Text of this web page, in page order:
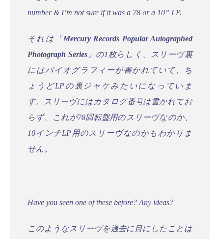
number & I’m not sure if it was a 78 or a 10” LP.
それは「 Mercury Records Popular Autographed
Photograph Series」の1枚らしく、スリーヴ裏
にはバイオグラフィーが書かれていて、ち
ょうどLPの裏ジャケみたいになっていま
す。スリーヴにはカタログ番号は書かれてお
らず、これが78回転盤用のスリーヴなのか、
10インチLP用のスリーヴなのかもわかりま
せん。
Have you seen one of these before? Any ideas?
このようなスリーヴを過去に目にしたことは